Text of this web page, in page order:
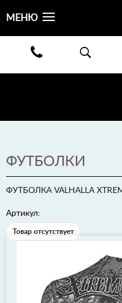
БЕСПЛАТНАЯ ДОСТАВКА КУРЬЕРОМ ИЛИ
МЕНЮ
ФУТБОЛКИ
ФУТБОЛКА VALHALLA
Артикул:
Товар отсутствует